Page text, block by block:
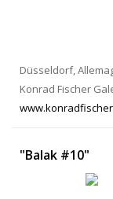
Düsseldorf,
Konrad Fischer
"Balak #10"